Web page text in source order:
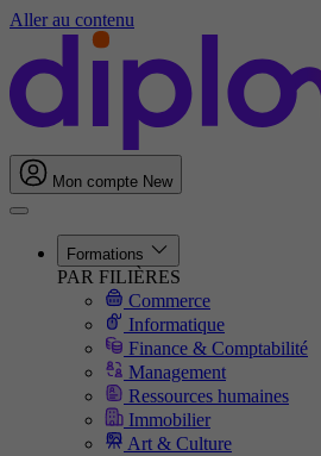
Aller au contenu
Mon compte New
Formations
PAR FILIÈRES
Commerce
Informatique
Finance & Comptabilité
Management
Ressources humaines
Immobilier
Art & Culture